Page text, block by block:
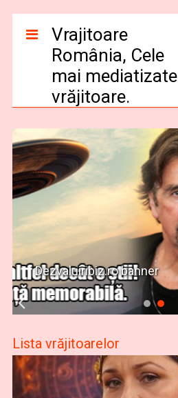
Vrajitoare
România, Cele
mai mediatizate
vrăjitoare.
Dezvaluiribiz.ro banner
Lista vrăjitoarelor